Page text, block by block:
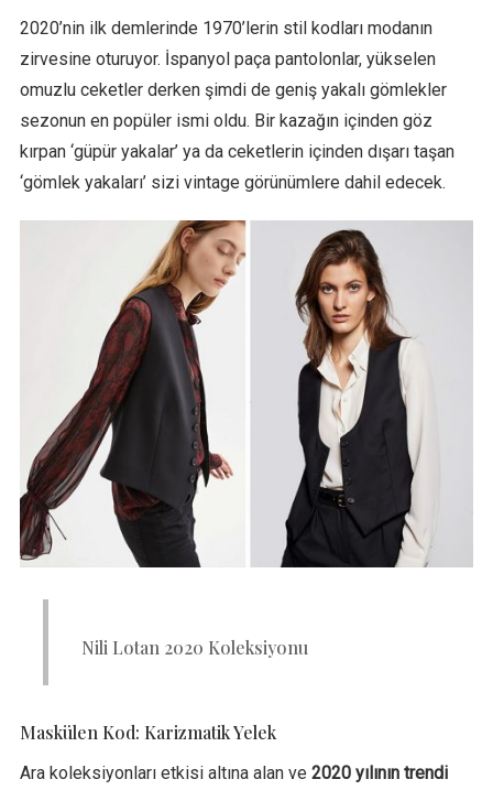
2020’nin ilk demlerinde 1970’lerin stil kodları modanın
zirvesine oturuyor. İspanyol paça pantolonlar, yükselen
omuzlu ceketler derken şimdi de geniş yakalı gömlekler
sezonun en popüler ismi oldu. Bir kazağın içinden göz
kırpan ‘güpür yakalar’ ya da ceketlerin içinden dışarı taşan
‘gömlek yakaları’ sizi vintage görünümlere dahil edecek.
Nili Lotan 2020 Koleksiyonu
Maskülen Kod: Karizmatik Yelek
Ara koleksiyonları etkisi altına alan ve 2020 yılının trendi